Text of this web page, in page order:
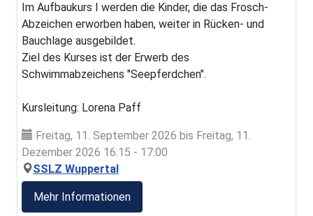
Im Aufbaukurs I werden die Kinder, die das Frosch-
Abzeichen erworben haben, weiter in Rücken- und
Bauchlage ausgebildet.
Ziel des Kurses ist der Erwerb des
Schwimmabzeichens "Seepferdchen".
Kursleitung: Lorena Paff
Freitag, 11. September 2026 bis Freitag, 11.
Dezember 2026 16:15 - 17:00
SSLZ Wuppertal
Mehr Informationen